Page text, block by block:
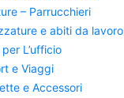
– Parrucchieri
e abiti da lavoro
L’ufficio
e Viaggi
e Accessori